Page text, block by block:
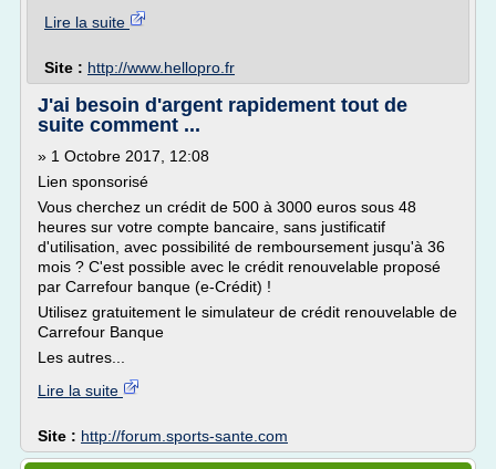
Lire la suite
Site : http://www.hellopro.fr
J'ai besoin d'argent rapidement tout de
suite comment ...
» 1 Octobre 2017, 12:08
Lien sponsorisé
Vous cherchez un crédit de 500 à 3000 euros sous 48
heures sur votre compte bancaire, sans justificatif
d'utilisation, avec possibilité de remboursement jusqu'à 36
mois ? C'est possible avec le crédit renouvelable proposé
par Carrefour banque (e-Crédit) !
Utilisez gratuitement le simulateur de crédit renouvelable de
Carrefour Banque
Les autres...
Lire la suite
Site : http://forum.sports-sante.com